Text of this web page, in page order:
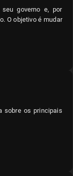
governo e, por
O objetivo é mudar
sobre os principais